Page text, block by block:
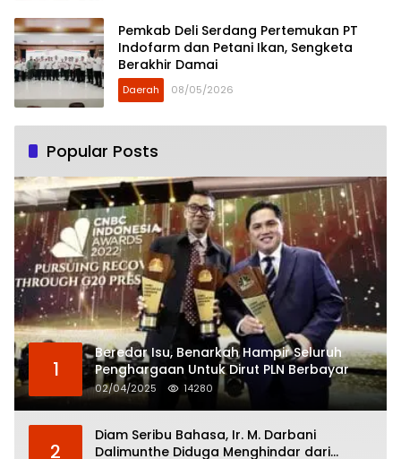
Pemkab Deli Serdang Pertemukan PT
Indofarm dan Petani Ikan, Sengketa
Berakhir Damai
Daerah 08/05/2026
Popular Posts
1
Beredar Isu, Benarkah Hampir Seluruh
Penghargaan Untuk Dirut PLN Berbayar
02/04/2025 14280
2
Diam Seribu Bahasa, Ir. M. Darbani
Dalimunthe Diduga Menghindar dari